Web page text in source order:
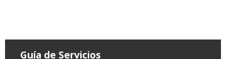
Guía de Servicios